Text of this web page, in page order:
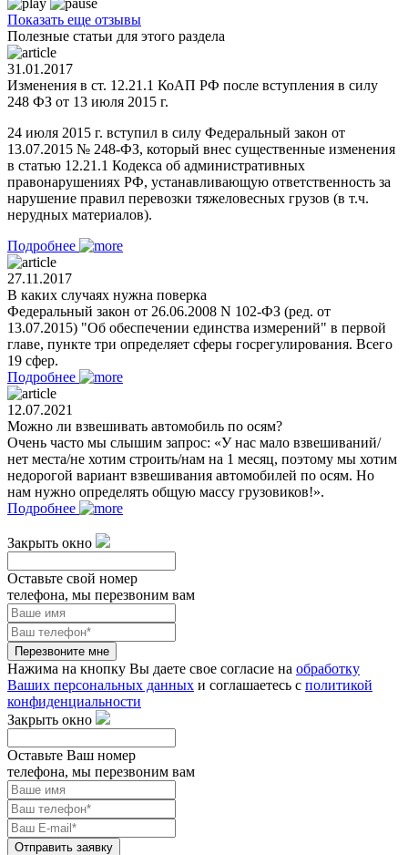
Показать еще отзывы
Полезные статьи для этого раздела
31.01.2017
Изменения в ст. 12.21.1 КоАП РФ после вступления в силу
248 ФЗ от 13 июля 2015 г.
24 июля 2015 г. вступил в силу Федеральный закон от
13.07.2015 № 248-ФЗ, который внес существенные изменения
в статью 12.21.1 Кодекса об административных
правонарушениях РФ, устанавливающую ответственность за
нарушение правил перевозки тяжеловесных грузов (в т.ч.
нерудных материалов).
Подробнее
27.11.2017
В каких случаях нужна поверка
Федеральный закон от 26.06.2008 N 102-ФЗ (ред. от
13.07.2015) "Об обеспечении единства измерений" в первой
главе, пункте три определяет сферы госрегулирования. Всего
19 сфер.
Подробнее
12.07.2021
Можно ли взвешивать автомобиль по осям?
Очень часто мы слышим запрос: «У нас мало взвешиваний/
нет места/не хотим строить/нам на 1 месяц, поэтому мы хотим
недорогой вариант взвешивания автомобилей по осям. Но
нам нужно определять общую массу грузовиков!».
Подробнее
Закрыть окно
Оставьте свой номер
телефона, мы перезвоним вам
Перезвоните мне
Нажима на кнопку Вы даете свое согласие на обработку
Ваших персональных данных и соглашаетесь с политикой
конфиденциальности
Закрыть окно
Оставьте Ваш номер
телефона, мы перезвоним вам
Отправить заявку